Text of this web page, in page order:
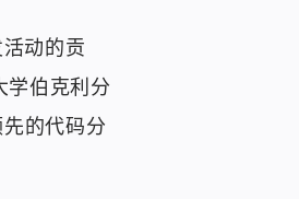
动的贡
学伯克利分
的代码分